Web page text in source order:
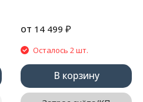
от 14 499 ₽
Осталось 2 шт.
В корзину